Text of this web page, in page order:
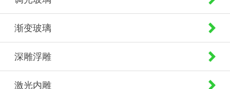
渐变玻璃
深雕浮雕
激光内雕